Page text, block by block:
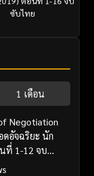
ซับไทย
1 เดือน
Negotiation
ดอัจฉริยะ นัก
ที่ 1-12 จบ
บไทย